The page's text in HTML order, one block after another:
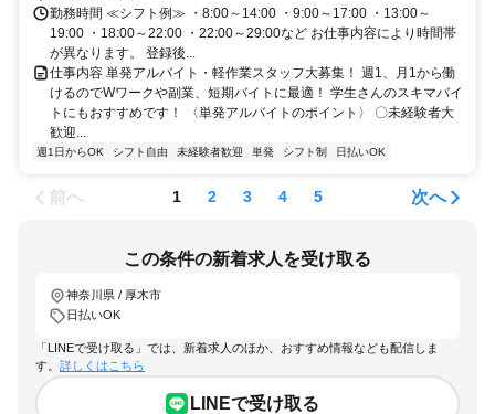
勤務時間 ≪シフト例≫ ・8:00～14:00 ・9:00～17:00 ・13:00～
19:00 ・18:00～22:00 ・22:00～29:00など お仕事内容により時間帯
が異なります。 登録後...
仕事内容 単発アルバイト・軽作業スタッフ大募集！ 週1、月1から働
けるのでWワークや副業、短期バイトに最適！ 学生さんのスキマバイ
トにもおすすめです！ 〈単発アルバイトのポイント〉 〇未経験者大
歓迎...
週1日からOK シフト自由 未経験者歓迎 単発 シフト制 日払いOK
前へ 1 2 3 4 5 次へ
この条件の新着求人を受け取る
神奈川県 / 厚木市
日払いOK
「LINEで受け取る」では、新着求人のほか、おすすめ情報なども配信しま
す。 詳しくはこちら
LINEで受け取る